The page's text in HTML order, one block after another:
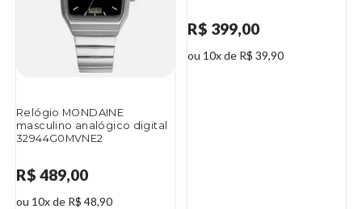
Relógio MONDAINE
masculino analógico digital
32944G0MVNE2
R$ 489,00
ou 10x de R$ 48,90
R$ 399,00
ou 10x de R$ 39,90